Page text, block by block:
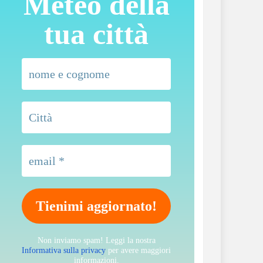
tua città
Non inviamo spam! Leggi la nostra
Informativa sulla privacy per avere maggiori
informazioni.